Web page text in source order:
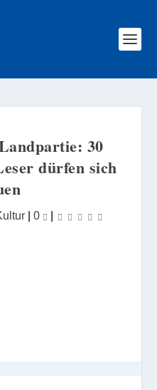
30
dürfen sich
| 0 |